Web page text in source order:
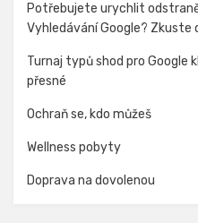
Potřebujete urychlit
Vyhledávání Google? Zkuste
Turnaj typů shod pro Google
přesné
Ochraň se, kdo můžeš
Wellness pobyty
Doprava na dovolenou